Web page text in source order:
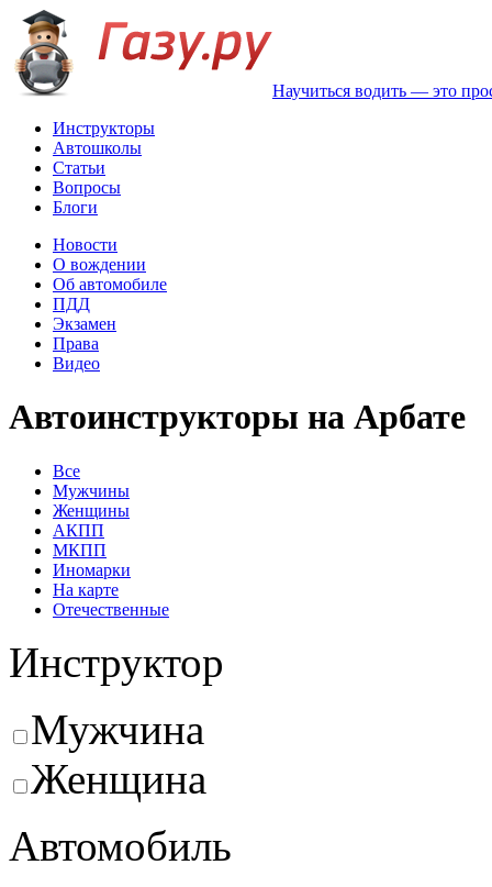
Научиться водить — это
Инструкторы
Автошколы
Статьи
Вопросы
Блоги
Новости
О вождении
Об автомобиле
ПДД
Экзамен
Права
Видео
Автоинструкторы на Арбате
Все
Мужчины
Женщины
АКПП
МКПП
Иномарки
На карте
Отечественные
Инструктор
Мужчина
Женщина
Автомобиль